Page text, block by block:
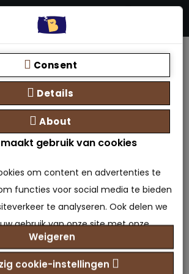
Zoeken
Marina met
/ Geef beoordeling
voorraad
Consent
Details
About
gebruik van cookies
om content en advertenties te
functies voor social media te bieden
te analyseren. Ook delen we
gebruik van onze site met onze
media, adverteren en analyse. Deze
deze gegevens combineren met
Weigeren
cookie-instellingen